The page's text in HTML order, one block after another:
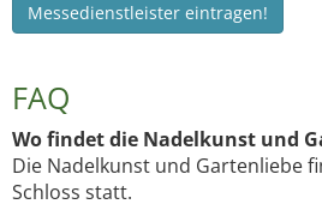
Messedienstleister eintragen!
FAQ
Wo findet die Nadelkunst und
Die Nadelkunst und Gartenliebe
Schloss statt.